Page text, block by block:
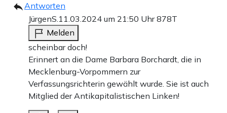
Antworten
JürgenS.11.03.2024 um 21:50 Uhr878T
Melden
scheinbar doch!
Erinnert an die Dame Barbara Borchardt, die in
Mecklenburg-Vorpommern zur
Verfassungsrichterin gewählt wurde. Sie ist auch
Mitglied der Antikapitalistischen Linken!